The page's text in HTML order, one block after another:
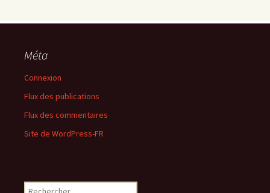
Méta
Connexion
Flux des publications
Flux des commentaires
Site de WordPress-FR
Rechercher :